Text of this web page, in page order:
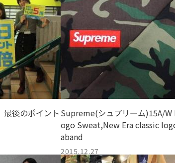
最後のポイント Supreme(シュプリーム)15A/W
ogo Sweat,New Era classic
aband
2015.12.27